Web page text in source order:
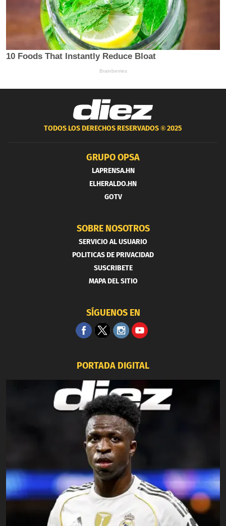
TODOS LOS DERECHOS RESERVADOS ®2025
GRUPO OPSA
LAPRENSA.HN
ELHERALDO.HN
GOTV
SOBRE NOSOTROS
SERVICIO AL USUARIO
POLITICAS DE PRIVACIDAD
SUSCRIBETE
MAPA DEL SITIO
SÍGUENOS EN
PORTADA DIGITAL